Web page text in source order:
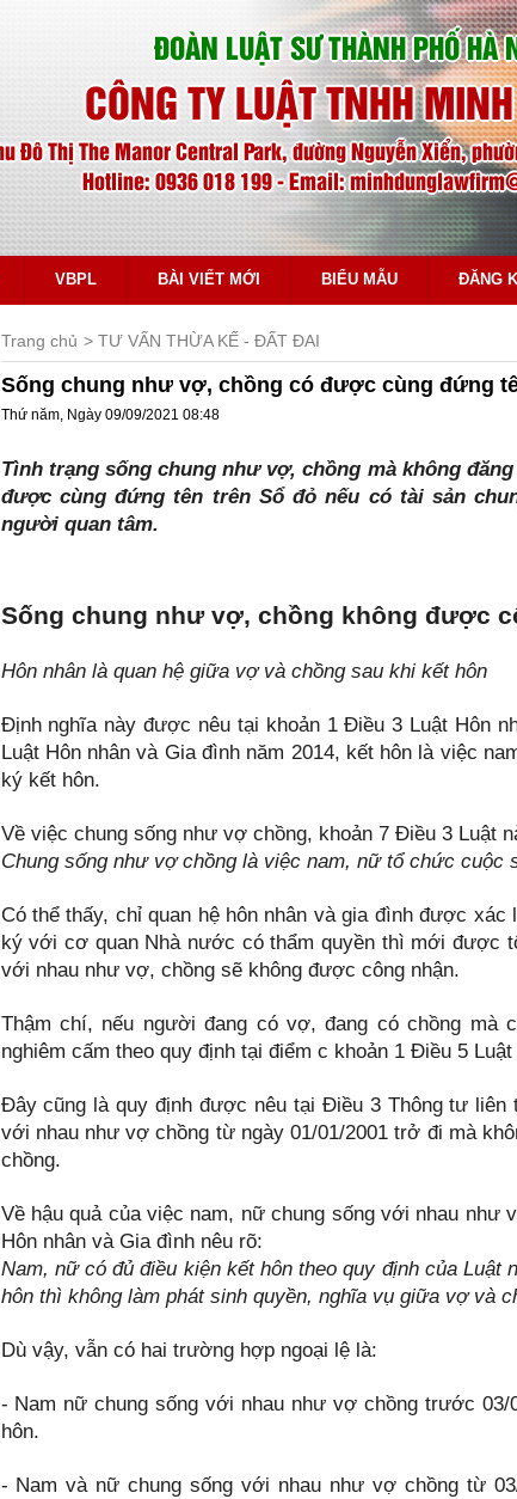
ĐOÀN LUẬT SƯ THÀNH PHỐ HÀ
CÔNG TY LUẬT TNHH
Đô Thị The Manor Central Park, đường Nguyễn Xiển,
Hotline: 0936 018 199 - Email:
VBPL BÀI VIẾT MỚI BIỂU MẪU ĐĂNG
Trang chủ TƯ VẤN THỪA KẾ - ĐẤT ĐAI
Sống chung như vợ, chồng có được cùng đứng
Thứ năm, Ngày 09/09/2021 08:48
Tình trạng sống chung như vợ, chồng mà không
được cùng đứng tên trên Sổ đỏ nếu có tài sản
người quan tâm.
Sống chung như vợ, chồng không được
Hôn nhân là quan hệ giữa vợ và chồng sau khi kết hôn
Định nghĩa này được nêu tại khoản 1 Điều 3 Luật Hôn
Luật Hôn nhân và Gia đình năm 2014, kết hôn là việc
ký kết hôn.
Về việc chung sống như vợ chồng, khoản 7 Điều 3 Luật
Chung sống như vợ chồng là việc nam, nữ tổ chức cuộc
Có thể thấy, chỉ quan hệ hôn nhân và gia đình được
ký với cơ quan Nhà nước có thẩm quyền thì mới được
với nhau như vợ, chồng sẽ không được công nhận.
Thậm chí, nếu người đang có vợ, đang có chồng
nghiêm cấm theo quy định tại điểm c khoản 1 Điều 5
Đây cũng là quy định được nêu tại Điều 3 Thông tư
với nhau như vợ chồng từ ngày 01/01/2001 trở đi mà
chồng.
Về hậu quả của việc nam, nữ chung sống với nhau
Hôn nhân và Gia đình nêu rõ:
Nam, nữ có đủ điều kiện kết hôn theo quy định của
hôn thì không làm phát sinh quyền, nghĩa vụ giữa vợ và
Dù vậy, vẫn có hai trường hợp ngoại lệ là:
- Nam nữ chung sống với nhau như vợ chồng trước
hôn.
- Nam và nữ chung sống với nhau như vợ chồng từ